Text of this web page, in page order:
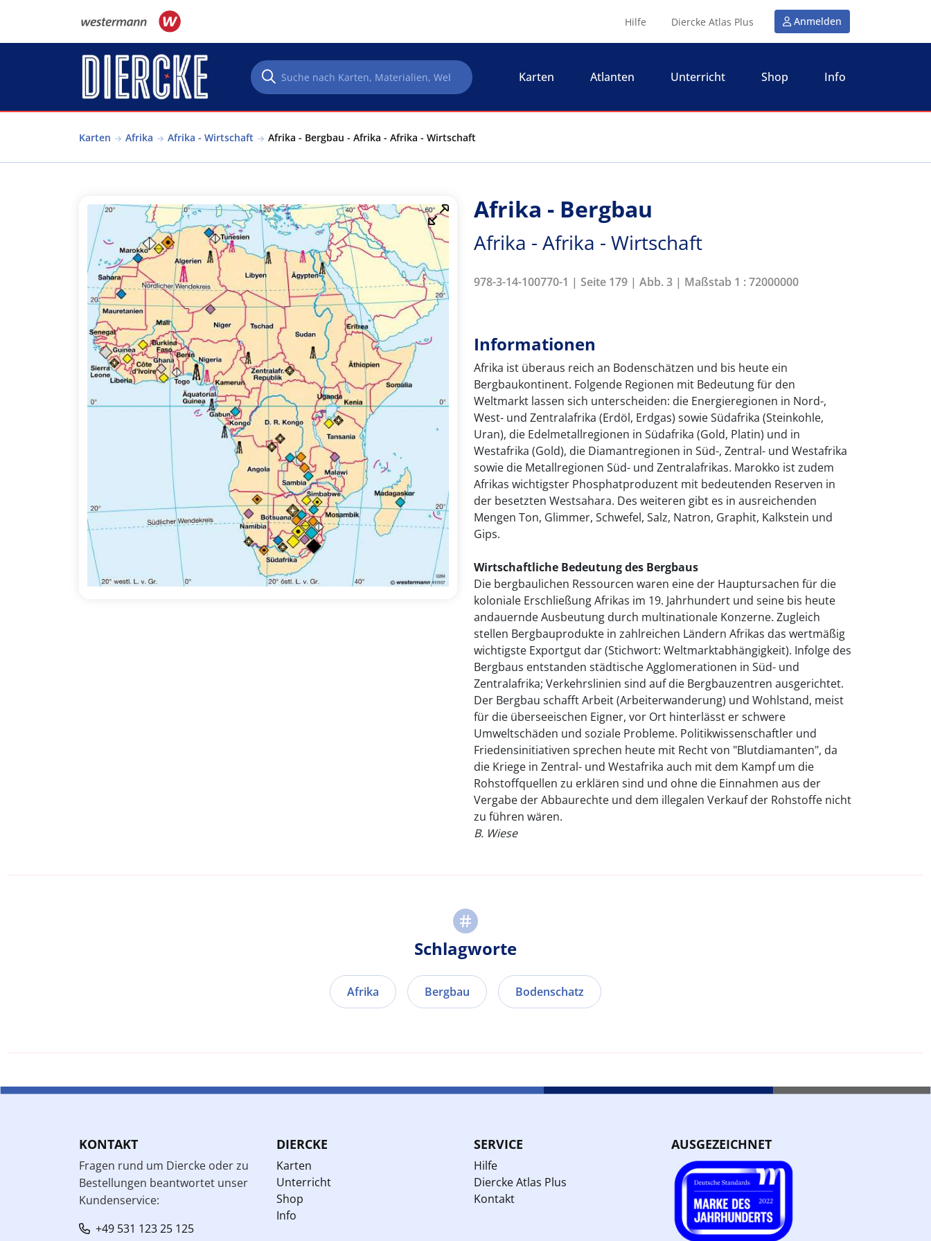
Hilfe Diercke Atlas Plus Anmelden
Karten Atlanten Unterricht Shop Info
Karten Afrika Afrika - Wirtschaft Afrika - Bergbau - Afrika - Afrika - Wirtschaft
Afrika - Bergbau
Afrika - Afrika - Wirtschaft
978-3-14-100770-1 | Seite 179 | Abb. 3 | Maßstab 1 : 72000000
Informationen
Afrika ist überaus reich an Bodenschätzen und bis heute ein
Bergbaukontinent. Folgende Regionen mit Bedeutung für den
Weltmarkt lassen sich unterscheiden: die Energieregionen in Nord-,
West- und Zentralafrika (Erdöl, Erdgas) sowie Südafrika (Steinkohle,
Uran), die Edelmetallregionen in Südafrika (Gold, Platin) und in
Westafrika (Gold), die Diamantregionen in Süd-, Zentral- und Westafrika
sowie die Metallregionen Süd- und Zentralafrikas. Marokko ist zudem
Afrikas wichtigster Phosphatproduzent mit bedeutenden Reserven in
der besetzten Westsahara. Des weiteren gibt es in ausreichenden
Mengen Ton, Glimmer, Schwefel, Salz, Natron, Graphit, Kalkstein und
Gips.
Wirtschaftliche Bedeutung des Bergbaus
Die bergbaulichen Ressourcen waren eine der Hauptursachen für die
koloniale Erschließung Afrikas im 19. Jahrhundert und seine bis heute
andauernde Ausbeutung durch multinationale Konzerne. Zugleich
stellen Bergbauprodukte in zahlreichen Ländern Afrikas das wertmäßig
wichtigste Exportgut dar (Stichwort: Weltmarktabhängigkeit). Infolge des
Bergbaus entstanden städtische Agglomerationen in Süd- und
Zentralafrika; Verkehrslinien sind auf die Bergbauzentren ausgerichtet.
Der Bergbau schafft Arbeit (Arbeiterwanderung) und Wohlstand, meist
für die überseeischen Eigner, vor Ort hinterlässt er schwere
Umweltschäden und soziale Probleme. Politikwissenschaftler und
Friedensinitiativen sprechen heute mit Recht von "Blutdiamanten", da
die Kriege in Zentral- und Westafrika auch mit dem Kampf um die
Rohstoffquellen zu erklären sind und ohne die Einnahmen aus der
Vergabe der Abbaurechte und dem illegalen Verkauf der Rohstoffe nicht
zu führen wären.
B. Wiese
Schlagworte
Afrika Bergbau Bodenschatz
KONTAKT
Fragen rund um Diercke oder zu
Bestellungen beantwortet unser
Kundenservice:
+49 531 123 25 125
DIERCKE
Karten
Unterricht
Shop
Info
SERVICE
Hilfe
Diercke Atlas Plus
Kontakt
AUSGEZEICHNET